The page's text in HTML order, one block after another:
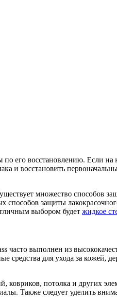
его восстановлению. Если на
и восстановить
множество способов
способов защиты
выбором будет жидкое
часто выполнен из
средства для ухода за кожей,
ковриков, потолка и других
Также следует уделить